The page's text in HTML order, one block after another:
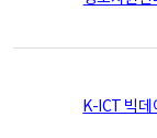
K-ICT 빅데